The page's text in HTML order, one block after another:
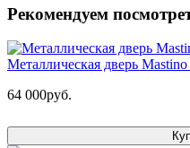
Рекомендуем
Металлическая дверь
64 000руб.